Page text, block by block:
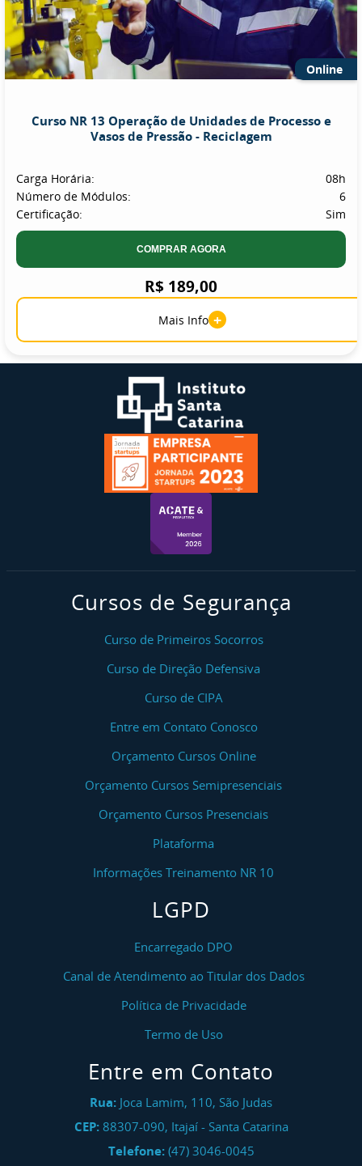
Online
Curso NR 13 Operação de Unidades de Processo e
Vasos de Pressão - Reciclagem
Carga Horária:
08h
Número de Módulos:
6
Certificação:
Sim
COMPRAR AGORA
R$ 189,00
Mais Info +
Cursos de Segurança
Curso de Primeiros Socorros
Curso de Direção Defensiva
Curso de CIPA
Entre em Contato Conosco
Orçamento Cursos Online
Orçamento Cursos Semipresenciais
Orçamento Cursos Presenciais
Plataforma
Informações Treinamento NR 10
LGPD
Encarregado DPO
Canal de Atendimento ao Titular dos Dados
Política de Privacidade
Termo de Uso
Entre em Contato
Rua: Joca Lamim, 110, São Judas
CEP: 88307-090, Itajaí- Santa Catarina
Telefone: (47) 3046-0045